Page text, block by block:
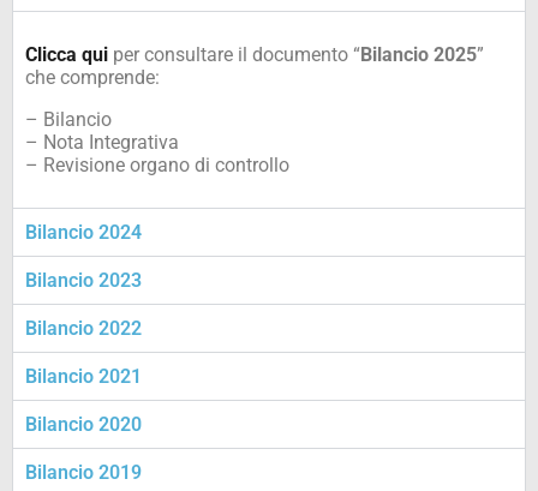
Clicca qui per consultare il documento “Bilancio 2025”
che comprende:
– Bilancio
– Nota Integrativa
– Revisione organo di controllo
Bilancio 2024
Bilancio 2023
Bilancio 2022
Bilancio 2021
Bilancio 2020
Bilancio 2019